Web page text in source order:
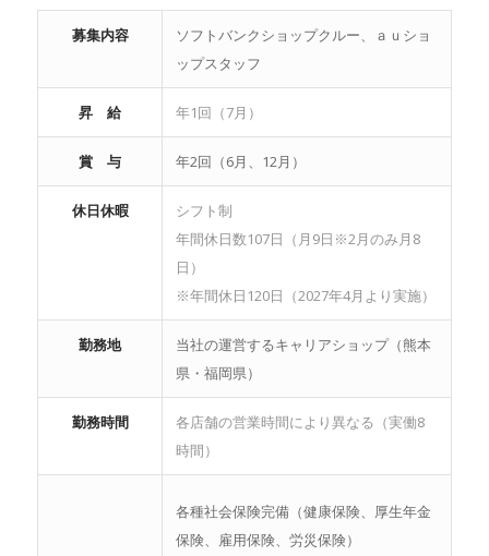
募集内容
ソフトバンクショップクルー、ａｕショ
ップスタッフ
昇 給 年1回（7月）
賞 与 年2回（6月、12月）
休日休暇
シフト制
年間休日数107日（月9日※2月のみ月8
日）
※年間休日120日（2027年4月より実施）
勤務地
当社の運営するキャリアショップ（熊本
県・福岡県）
勤務時間
各店舗の営業時間により異なる（実働8
時間）
各種社会保険完備（健康保険、厚生年金
保険、雇用保険、労災保険）